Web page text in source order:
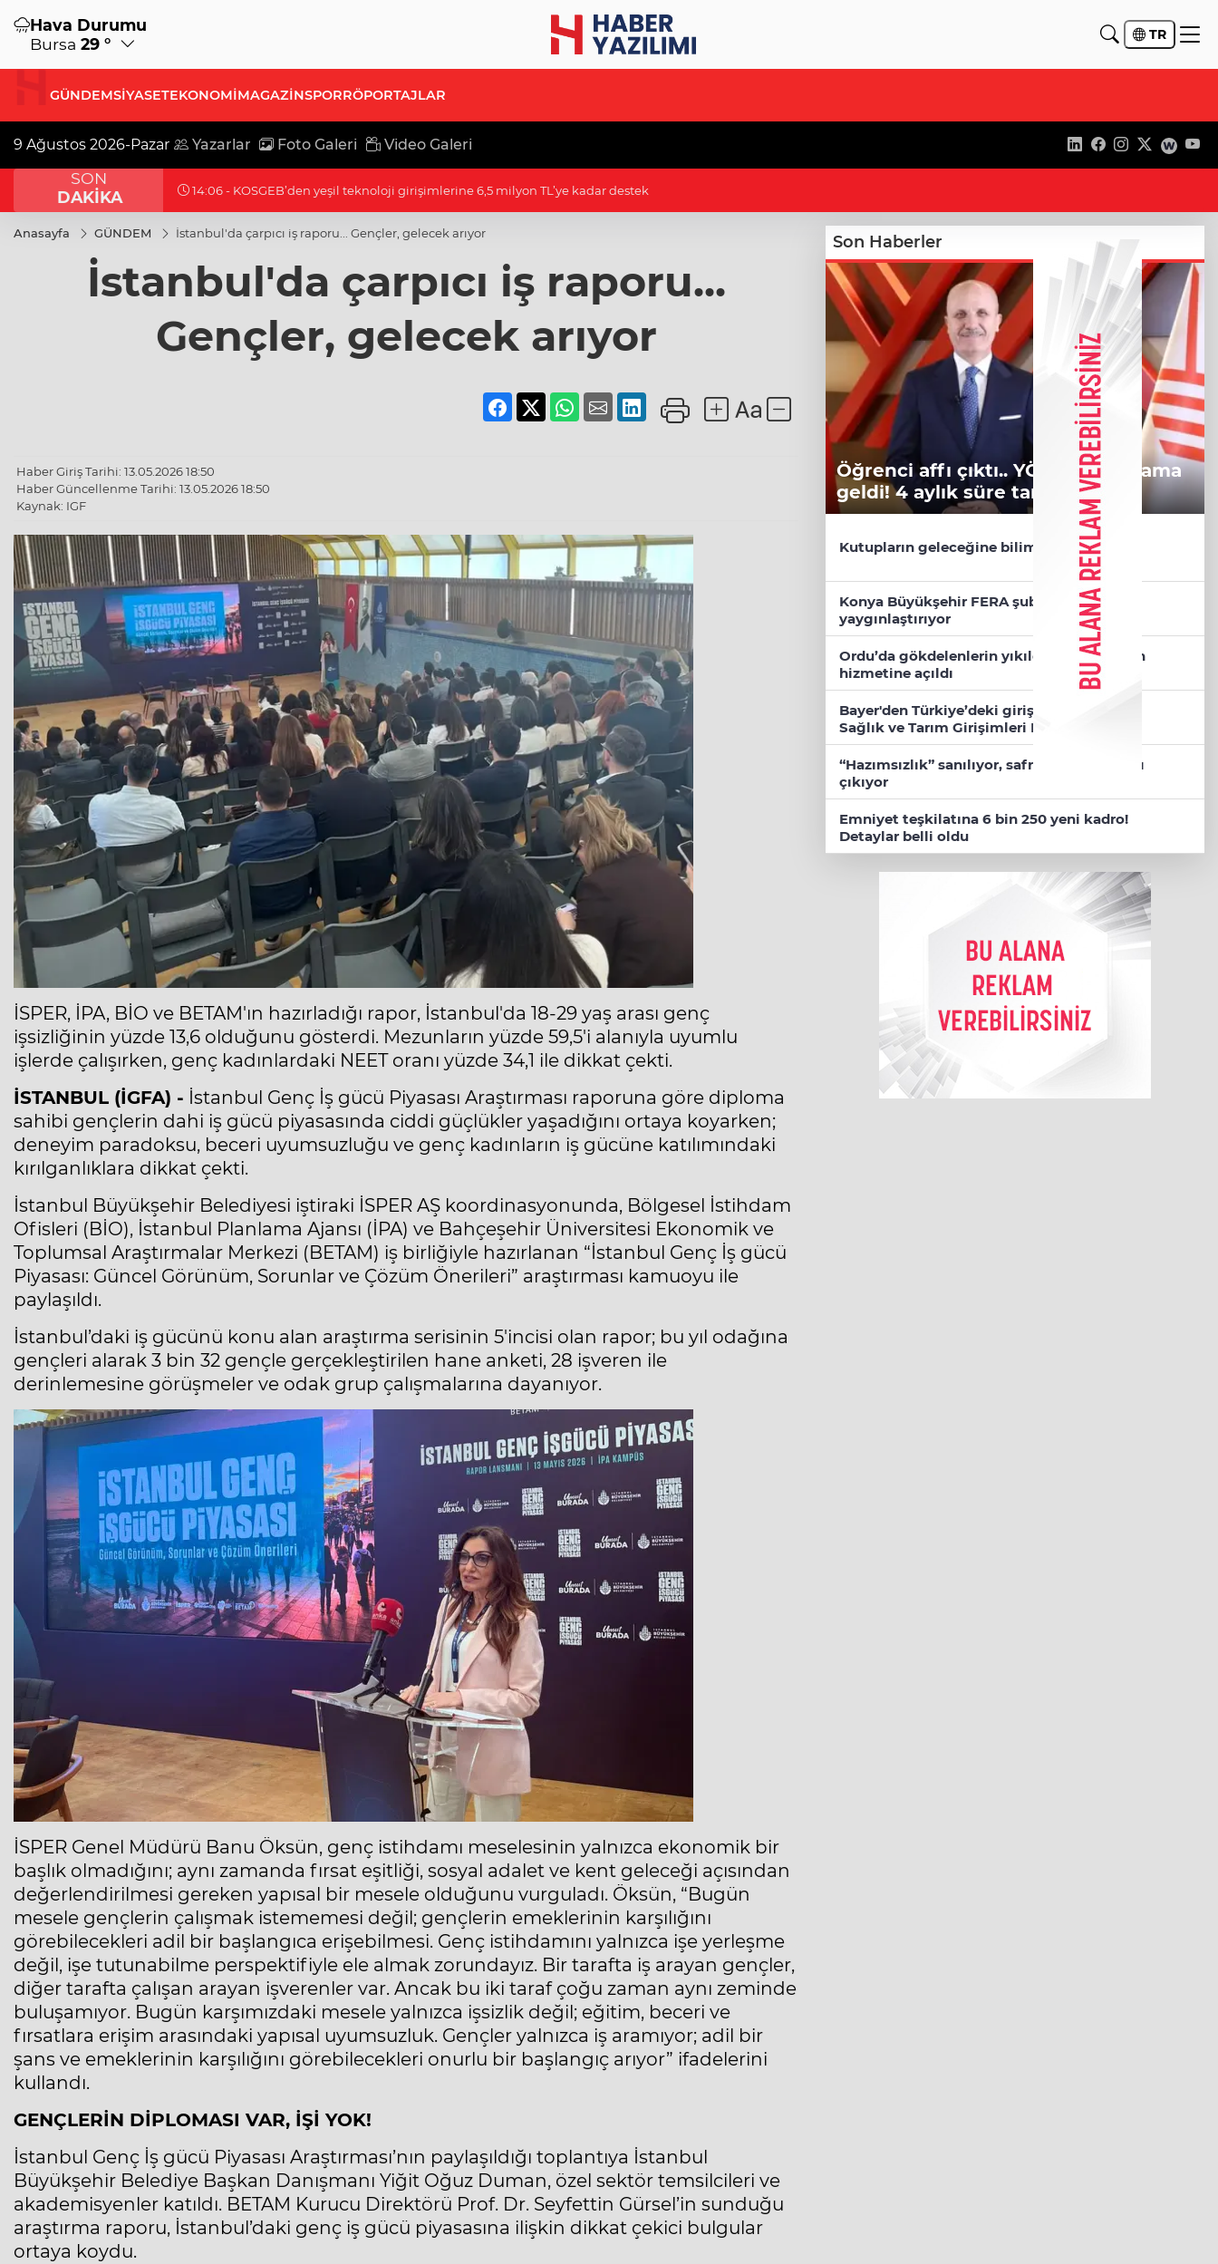
Hava Durumu
Bursa 29 ° TR
GÜNDEMSİYASETEKONOMİMAGAZİNSPORRÖPORTAJLAR
9 Ağustos 2026-Pazar Yazarlar Foto Galeri Video Galeri
SON
DAKİKA
13:51 - Öğrenci affı çıktı.. YÖK'ten açıklama geldi! 4 aylık süre tanındı
Anasayfa GÜNDEM İstanbul'da çarpıcı iş raporu... Gençler, gelecek arıyor
İstanbul'da çarpıcı iş raporu...
Gençler, gelecek arıyor
Haber Giriş Tarihi: 13.05.2026 18:50
Haber Güncellenme Tarihi: 13.05.2026 18:50
Kaynak: IGF
İSPER, İPA, BİO ve BETAM'ın hazırladığı rapor, İstanbul'da 18-29 yaş arası genç
işsizliğinin yüzde 13,6 olduğunu gösterdi. Mezunların yüzde 59,5'i alanıyla uyumlu
işlerde çalışırken, genç kadınlardaki NEET oranı yüzde 34,1 ile dikkat çekti.
İSTANBUL (İGFA) - İstanbul Genç İş gücü Piyasası Araştırması raporuna göre diploma
sahibi gençlerin dahi iş gücü piyasasında ciddi güçlükler yaşadığını ortaya koyarken;
deneyim paradoksu, beceri uyumsuzluğu ve genç kadınların iş gücüne katılımındaki
kırılganlıklara dikkat çekti.
İstanbul Büyükşehir Belediyesi iştiraki İSPER AŞ koordinasyonunda, Bölgesel İstihdam
Ofisleri (BİO), İstanbul Planlama Ajansı (İPA) ve Bahçeşehir Üniversitesi Ekonomik ve
Toplumsal Araştırmalar Merkezi (BETAM) iş birliğiyle hazırlanan “İstanbul Genç İş gücü
Piyasası: Güncel Görünüm, Sorunlar ve Çözüm Önerileri” araştırması kamuoyu ile
paylaşıldı.
İstanbul’daki iş gücünü konu alan araştırma serisinin 5'incisi olan rapor; bu yıl odağına
gençleri alarak 3 bin 32 gençle gerçekleştirilen hane anketi, 28 işveren ile
derinlemesine görüşmeler ve odak grup çalışmalarına dayanıyor.
İSPER Genel Müdürü Banu Öksün, genç istihdamı meselesinin yalnızca ekonomik bir
başlık olmadığını; aynı zamanda fırsat eşitliği, sosyal adalet ve kent geleceği açısından
değerlendirilmesi gereken yapısal bir mesele olduğunu vurguladı. Öksün, “Bugün
mesele gençlerin çalışmak istememesi değil; gençlerin emeklerinin karşılığını
görebilecekleri adil bir başlangıca erişebilmesi. Genç istihdamını yalnızca işe yerleşme
değil, işe tutunabilme perspektifiyle ele almak zorundayız. Bir tarafta iş arayan gençler,
diğer tarafta çalışan arayan işverenler var. Ancak bu iki taraf çoğu zaman aynı zeminde
buluşamıyor. Bugün karşımızdaki mesele yalnızca işsizlik değil; eğitim, beceri ve
fırsatlara erişim arasındaki yapısal uyumsuzluk. Gençler yalnızca iş aramıyor; adil bir
şans ve emeklerinin karşılığını görebilecekleri onurlu bir başlangıç arıyor” ifadelerini
kullandı.
GENÇLERİN DİPLOMASI VAR, İŞİ YOK!
İstanbul Genç İş gücü Piyasası Araştırması’nın paylaşıldığı toplantıya İstanbul
Büyükşehir Belediye Başkan Danışmanı Yiğit Oğuz Duman, özel sektör temsilcileri ve
akademisyenler katıldı. BETAM Kurucu Direktörü Prof. Dr. Seyfettin Gürsel’in sunduğu
araştırma raporu, İstanbul’daki genç iş gücü piyasasına ilişkin dikkat çekici bulgular
ortaya koydu.
Son Haberler
Öğrenci affı çıktı.. YÖK'ten açıklama
geldi! 4 aylık süre tanındı
Kutupların geleceğine bilimsel bakış
Konya Büyükşehir FERA şubelerini
yaygınlaştırıyor
Ordu’da gökdelenlerin yıkıldığı sahil halkın
hizmetine açıldı
Bayer'den Türkiye’deki girişimcilere ‘Dijital
Sağlık ve Tarım Girişimleri Haritası’ çağrısı
“Hazımsızlık” sanılıyor, safra kesesi iltihabı
çıkıyor
Emniyet teşkilatına 6 bin 250 yeni kadro!
Detaylar belli oldu